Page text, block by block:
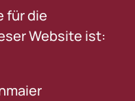
für die
Website ist: